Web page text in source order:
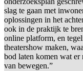
slag te gaan met
oplossingen in het
ook in de praktijk te
online platform, en
theatershow maken,
bod laten komen wat
van bewegen.”